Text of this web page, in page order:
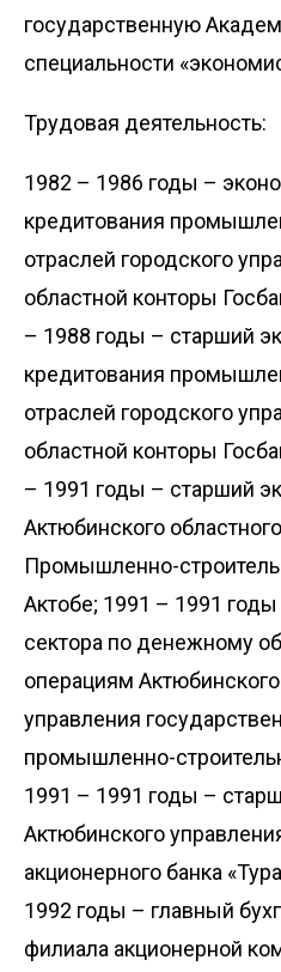
государственную
специальности
Трудовая деятельность:
1982 – 1986 годы –
кредитования
отраслей городского
областной конторы
– 1988 годы – старший
кредитования
отраслей городского
областной конторы
– 1991 годы – старший
Актюбинского
Промышленно-
Актобе; 1991 – 1991
сектора по денежному
операциям
управления
промышленно-
1991 – 1991 годы –
Актюбинского
акционерного банка
1992 годы – главный
филиала акционерной